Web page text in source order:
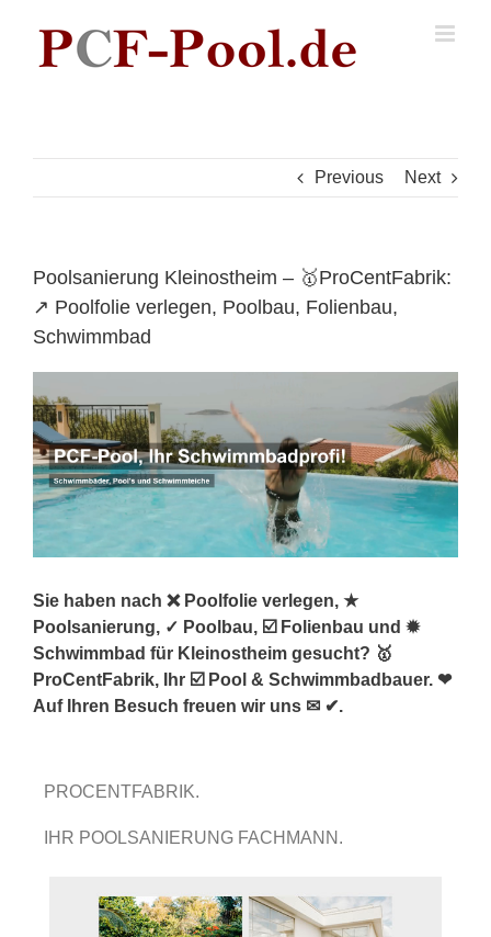
content
Previous Next
Poolsanierung Kleinostheim – 🥇ProCentFabrik:
↗️ Poolfolie verlegen, Poolbau, Folienbau,
Schwimmbad
Sie haben nach ❌ Poolfolie verlegen, ★
Poolsanierung, ✓ Poolbau, ☑️ Folienbau und ✹
Schwimmbad für Kleinostheim gesucht? 🥇
ProCentFabrik, Ihr ☑️ Pool & Schwimmbadbauer. ❤
Auf Ihren Besuch freuen wir uns ✉ ✔.
PROCENTFABRIK.
IHR POOLSANIERUNG FACHMANN.